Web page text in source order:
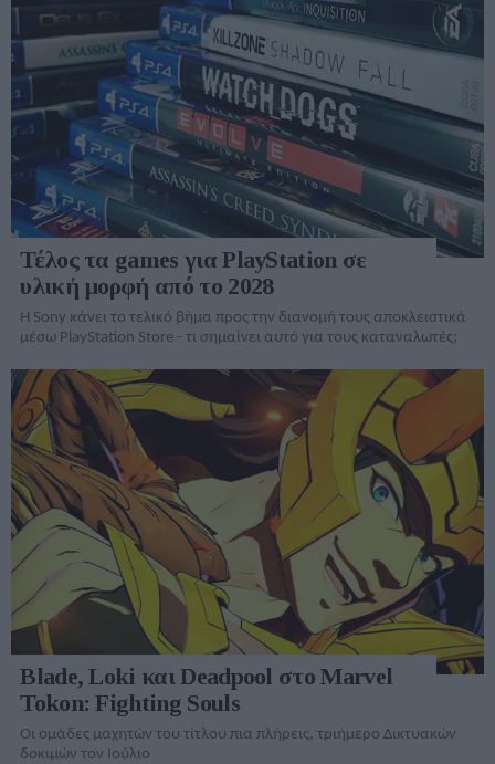
Τέλος τα games για PlayStation σε
υλική μορφή από το 2028
Η Sony κάνει το τελικό βήμα προς την διανομή τους αποκλειστικά
μέσω PlayStation Store - τι σημαίνει αυτό για τους καταναλωτές;
Blade, Loki και Deadpool στο Marvel
Tokon: Fighting Souls
Οι ομάδες μαχητών του τίτλου πια πλήρεις, τριήμερο Δικτυακών
δοκιμών τον Ιούλιο